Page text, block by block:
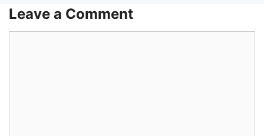
Yean? yean? yean?
Leave a Comment